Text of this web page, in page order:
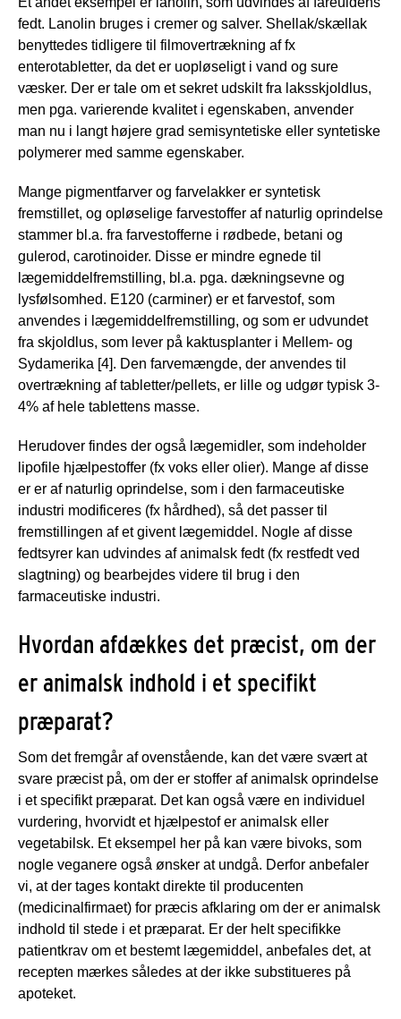
fedt. Lanolin bruges i cremer og salver. Shellak/skællak
benyttedes tidligere til filmovertrækning af fx
enterotabletter, da det er uopløseligt i vand og sure
væsker. Der er tale om et sekret udskilt fra laksskjoldlus,
men pga. varierende kvalitet i egenskaben, anvender
man nu i langt højere grad semisyntetiske eller syntetiske
polymerer med samme egenskaber.
Mange pigmentfarver og farvelakker er syntetisk
fremstillet, og opløselige farvestoffer af naturlig oprindelse
stammer bl.a. fra farvestofferne i rødbede, betani og
gulerod, carotinoider. Disse er mindre egnede til
lægemiddelfremstilling, bl.a. pga. dækningsevne og
lysfølsomhed. E120 (carminer) er et farvestof, som
anvendes i lægemiddelfremstilling, og som er udvundet
fra skjoldlus, som lever på kaktusplanter i Mellem- og
Sydamerika [4]. Den farvemængde, der anvendes til
overtrækning af tabletter/pellets, er lille og udgør typisk 3-
4% af hele tablettens masse.
Herudover findes der også lægemidler, som indeholder
lipofile hjælpestoffer (fx voks eller olier). Mange af disse
er er af naturlig oprindelse, som i den farmaceutiske
industri modificeres (fx hårdhed), så det passer til
fremstillingen af et givent lægemiddel. Nogle af disse
fedtsyrer kan udvindes af animalsk fedt (fx restfedt ved
slagtning) og bearbejdes videre til brug i den
farmaceutiske industri.
Hvordan afdækkes det præcist, om der
er animalsk indhold i et specifikt
præparat?
Som det fremgår af ovenstående, kan det være svært at
svare præcist på, om der er stoffer af animalsk oprindelse
i et specifikt præparat. Det kan også være en individuel
vurdering, hvorvidt et hjælpestof er animalsk eller
vegetabilsk. Et eksempel her på kan være bivoks, som
nogle veganere også ønsker at undgå. Derfor anbefaler
vi, at der tages kontakt direkte til producenten
(medicinalfirmaet) for præcis afklaring om der er animalsk
indhold til stede i et præparat. Er der helt specifikke
patientkrav om et bestemt lægemiddel, anbefales det, at
recepten mærkes således at der ikke substitueres på
apoteket.